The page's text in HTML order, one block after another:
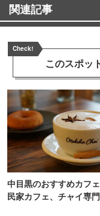
関連記事
Check!
このスポッ
中目黒のおすすめカフ
民家カフェ、チャイ専